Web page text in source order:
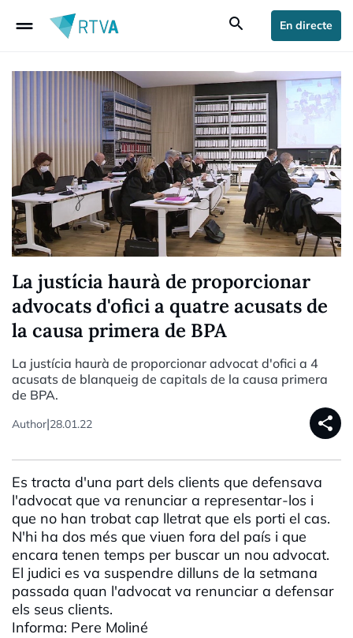
drag_handle search En directe
La justícia haurà de proporcionar
advocats d'ofici a quatre acusats de
la causa primera de BPA
La justícia haurà de proporcionar advocat d'ofici a 4
acusats de blanqueig de capitals de la causa primera
de BPA.
Author|28.01.22 share
Es tracta d'una part dels clients que defensava
l'advocat que va renunciar a representar-los i
que no han trobat cap lletrat que els porti el cas.
N'hi ha dos més que viuen fora del país i que
encara tenen temps per buscar un nou advocat.
El judici es va suspendre dilluns de la setmana
passada quan l'advocat va renunciar a defensar
els seus clients.
Informa: Pere Moliné